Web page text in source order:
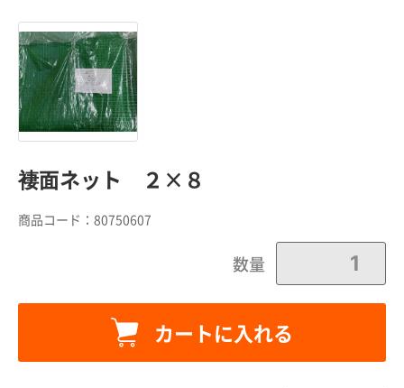
褄面ネット ２×８
商品コード： 80750607
数量
カートに入れる
カートに追加しました。
カートへ進む